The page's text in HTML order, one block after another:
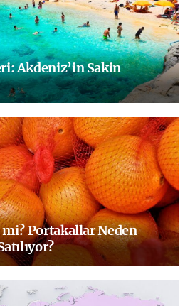
Akdeniz’in Sakin
Portakallar Neden